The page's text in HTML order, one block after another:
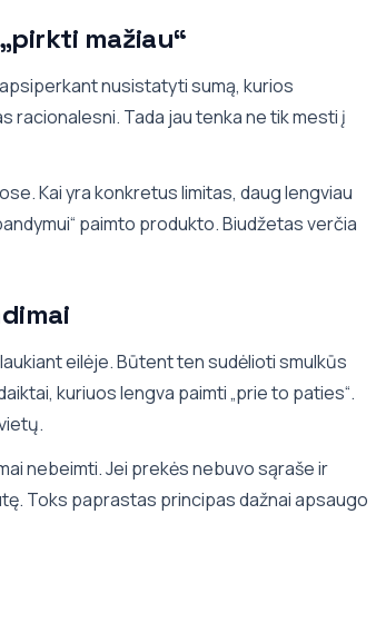
mažiau“
nusistatyti sumą, kurios
racionalesni. Tada jau tenka ne tik mesti į
Kai yra konkretus limitas, daug lengviau
paimto produkto. Biudžetas verčia
eilėje. Būtent ten sudėlioti smulkūs
kuriuos lengva paimti „prie to paties“.
nebeimti. Jei prekės nebuvo sąraše ir
Toks paprastas principas dažnai apsaugo